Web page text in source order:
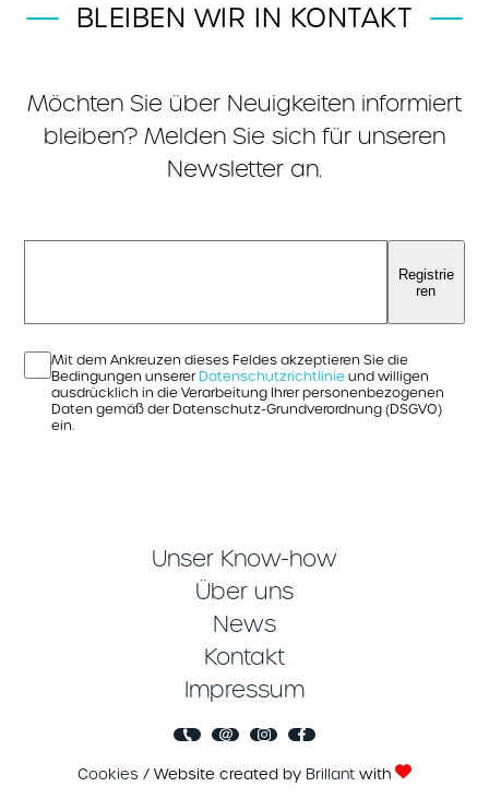
BLEIBEN WIR IN KONTAKT
Möchten Sie über Neuigkeiten informiert
bleiben? Melden Sie sich für unseren
Newsletter an.
Mit dem Ankreuzen dieses Feldes akzeptieren Sie die
Bedingungen unserer Datenschutzrichtlinie und willigen
ausdrücklich in die Verarbeitung Ihrer personenbezogenen
Daten gemäß der Datenschutz-Grundverordnung (DSGVO)
ein.
Registrie
ren
Unser Know-how
Über uns
News
Kontakt
Impressum
Cookies / Website created by Brillant with